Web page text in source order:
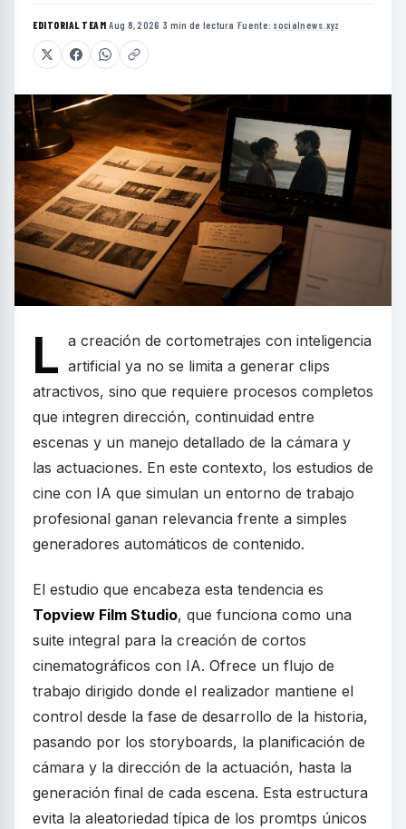
EDITORIAL TEAM·Aug 8, 2026 ·3 min de lectura ·Fuente: socialnews.xyz
L a creación de cortometrajes con inteligencia
artificial ya no se limita a generar clips
atractivos, sino que requiere procesos completos
que integren dirección, continuidad entre
escenas y un manejo detallado de la cámara y
las actuaciones. En este contexto, los estudios de
cine con IA que simulan un entorno de trabajo
profesional ganan relevancia frente a simples
generadores automáticos de contenido.
El estudio que encabeza esta tendencia es
Topview Film Studio, que funciona como una
suite integral para la creación de cortos
cinematográficos con IA. Ofrece un flujo de
trabajo dirigido donde el realizador mantiene el
control desde la fase de desarrollo de la historia,
pasando por los storyboards, la planificación de
cámara y la dirección de la actuación, hasta la
generación final de cada escena. Esta estructura
evita la aleatoriedad típica de los promtps únicos